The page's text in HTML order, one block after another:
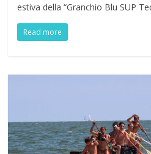
estiva della “Granchio Blu SUP
Read more